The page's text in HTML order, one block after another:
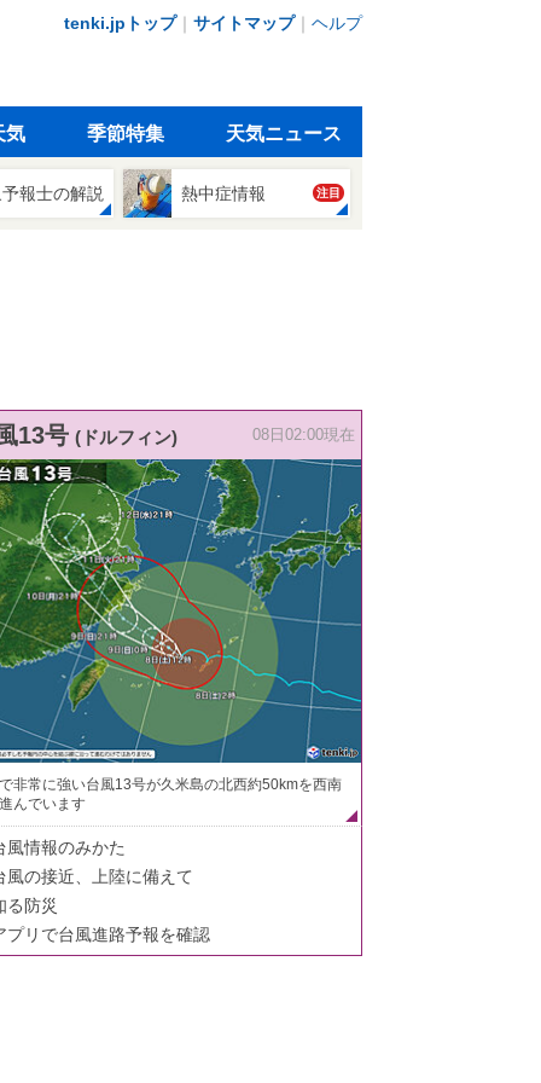
tenki.jpトップ｜ サイトマップ｜ ヘルプ
気 季節特集 天気ニュース
報士の解説 熱中症情報 注目
13号 (ドルフィン) 08日02:00現在
非常に強い台風13号が久米島の北西約50kmを西南
んでいます
風情報のみかた
風の接近、上陸に備えて
る防災
プリで台風進路予報を確認